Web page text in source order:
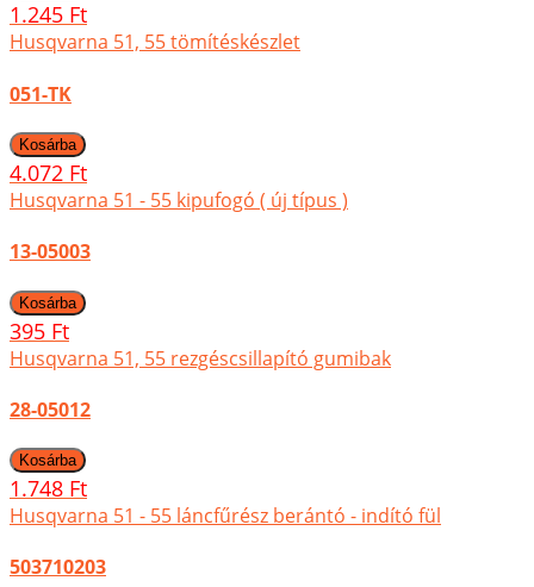
1.245 Ft
Husqvarna 51, 55 tömítéskészlet
051-TK
4.072 Ft
Husqvarna 51 - 55 kipufogó ( új típus )
13-05003
395 Ft
Husqvarna 51, 55 rezgéscsillapító gumibak
28-05012
1.748 Ft
Husqvarna 51 - 55 láncfűrész berántó - indító fül
503710203